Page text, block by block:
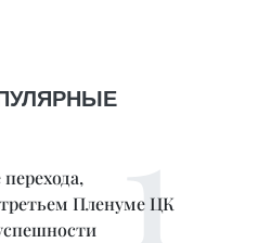
Пленуме ЦК